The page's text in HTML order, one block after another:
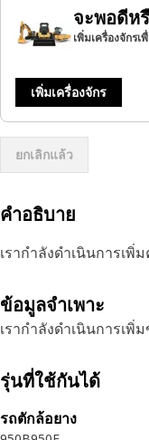
จะพอดีห
เพิ่มเครื่องจักร
เพิ่มเครื่องจักร
ยกเลิกแล้ว
คำอธิบาย
เรากำลังดำเนินการเ
ข้อมูลจำเพาะ
เรากำลังดำเนินการเ
รุ่นที่ใช้กันได้
รถตักล้อยาง